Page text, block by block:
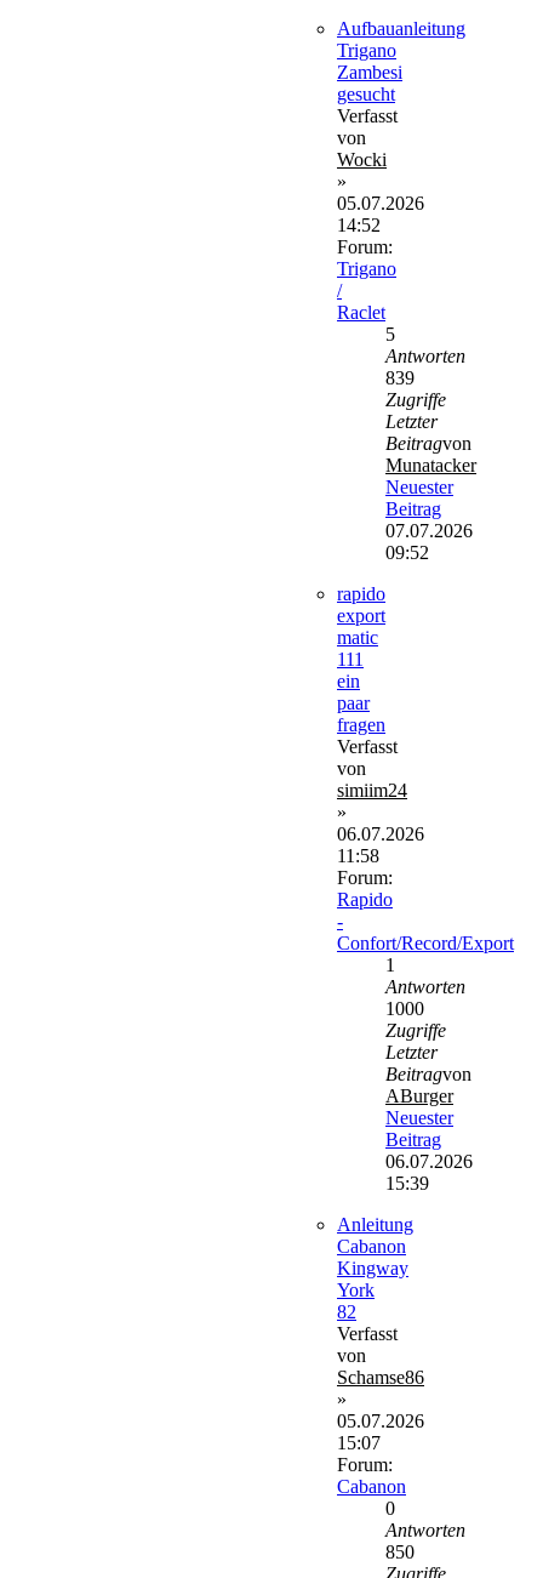
Aufbauanleitung
Trigano
Zambesi
gesucht
Verfasst
von
Wocki
»
05.07.2026
14:52
Forum:
Trigano
/
Raclet
5
Antworten
839
Zugriffe
Letzter
Beitragvon
Munatacker
Neuester
Beitrag
07.07.2026
09:52
rapido
export
matic
111
ein
paar
fragen
Verfasst
von
simiim24
»
06.07.2026
11:58
Forum:
Rapido
-
Confort/Record/Export
1
Antworten
1000
Zugriffe
Letzter
Beitragvon
ABurger
Neuester
Beitrag
06.07.2026
15:39
Anleitung
Cabanon
Kingway
York
82
Verfasst
von
Schamse86
»
05.07.2026
15:07
Forum:
Cabanon
0
Antworten
850